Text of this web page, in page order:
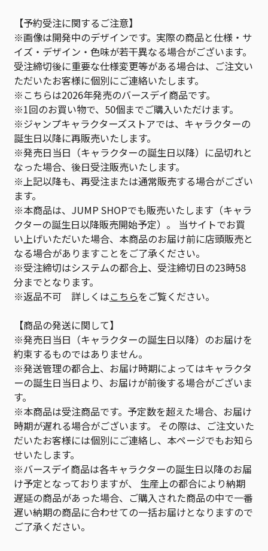
【予約受注に関するご注意】
※画像は開発中のデザインです。実際の商品と仕様・サ
イズ・デザイン・色味が若干異なる場合がございます。
受注締切後に重要な仕様変更等がある場合は、ご注文い
ただいたお客様に個別にご連絡いたします。
※こちらは2026年発売のバースデイ商品です。
※1回のお買い物で、50個までご購入いただけます。
※ジャンプキャラクターズストアでは、キャラクターの
誕生日以降に再販売いたします。
※発売日当日（キャラクターの誕生日以降）に品切れと
なった場合、後日受注販売いたします。
※上記以降も、再受注または通常販売する場合がござい
ます。
※本商品は、JUMP SHOPでも販売いたします（キャラ
クターの誕生日以降販売開始予定）。 当サイトでお買
い上げいただいた場合、本商品のお届け前に店頭販売と
なる場合がありますことをご了承ください。
※受注締切はシステムの都合上、受注締切日の23時58
分までとなります。
※返品不可 詳しくはこちらをご覧ください。
【商品の発送に関して】
※発売日当日（キャラクターの誕生日以降）のお届けを
約束するものではありません。
※発送管理の都合上、お届け時期によってはキャラクタ
ーの誕生日当日より、お届けが前後する場合がございま
す。
※本商品は受注商品です。予定数を超えた場合、お届け
時期が遅れる場合がございます。 その際は、ご注文いた
だいたお客様には個別にご連絡し、本ページでもお知ら
せいたします。
※バースデイ商品は各キャラクターの誕生日以降のお届
け予定となっておりますが、 生産上の都合により納期
遅延の商品があった場合、ご購入された商品の中で一番
遅い納期の商品に合わせての一括お届けとなりますので
ご了承ください。